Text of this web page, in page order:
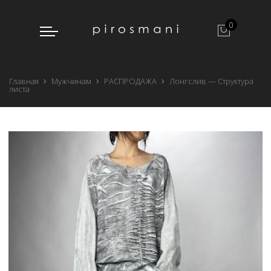
0
Главная Мужчинам РАСПРОДАЖА Лонгслив — Структура
листа